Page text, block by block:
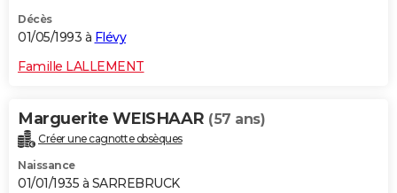
Décès
01/05/1993 à Flévy
Famille LALLEMENT
Marguerite WEISHAAR (57 ans)
Créer une cagnotte obsèques
Naissance
01/01/1935 à SARREBRUCK